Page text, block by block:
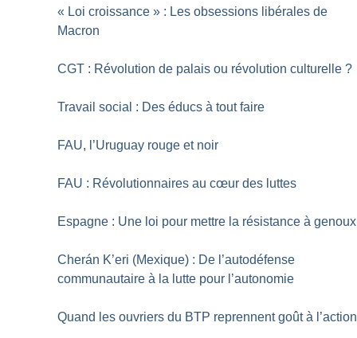
« Loi croissance » : Les obsessions libérales de
Macron
CGT : Révolution de palais ou révolution culturelle ?
Travail social : Des éducs à tout faire
FAU, l’Uruguay rouge et noir
FAU : Révolutionnaires au cœur des luttes
Espagne : Une loi pour mettre la résistance à genoux
Cherán K’eri (Mexique) : De l’autodéfense
communautaire à la lutte pour l’autonomie
Quand les ouvriers du BTP reprennent goût à l’action